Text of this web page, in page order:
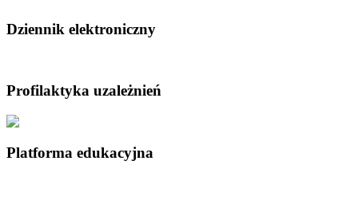
Dziennik elektroniczny
Profilaktyka uzależnień
Platforma edukacyjna